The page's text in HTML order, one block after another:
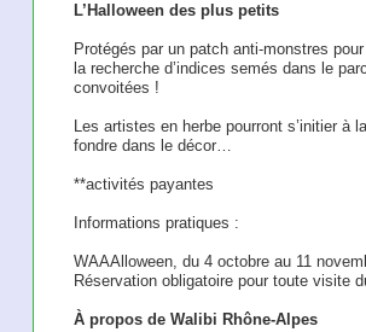
L’Halloween des plus petits
Protégés par un patch anti-monstres
la recherche d’indices semés dans le
convoitées !
Les artistes en herbe pourront s’initier à
fondre dans le décor…
**activités payantes
Informations pratiques :
WAAAlloween, du 4 octobre au 11
Réservation obligatoire pour toute visite
À propos de Walibi Rhône-Alpes